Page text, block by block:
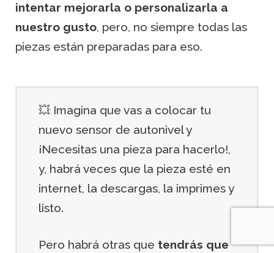
intentar mejorarla o personalizarla a
nuestro gusto, pero, no siempre todas las
piezas están preparadas para eso.
💥 Imagina que vas a colocar tu
nuevo sensor de autonivel y
¡Necesitas una pieza para hacerlo!,
y, habrá veces que la pieza esté en
internet, la descargas, la imprimes y
listo.
Pero habrá otras que tendrás que